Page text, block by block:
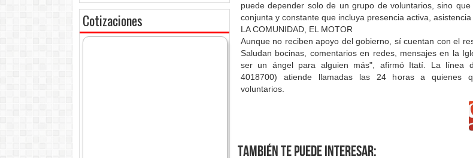
Cotizaciones
puede depender solo de un grupo de voluntarios, sino
conjunta y constante que incluya presencia activa,
LA COMUNIDAD, EL MOTOR
Aunque no reciben apoyo del gobierno, sí cuentan con el
Saludan bocinas, comentarios en redes, mensajes en la
ser un ángel para alguien más", afirmó Itatí. La línea
4018700) atiende llamadas las 24 horas a quienes
voluntarios.
También te puede interesar: